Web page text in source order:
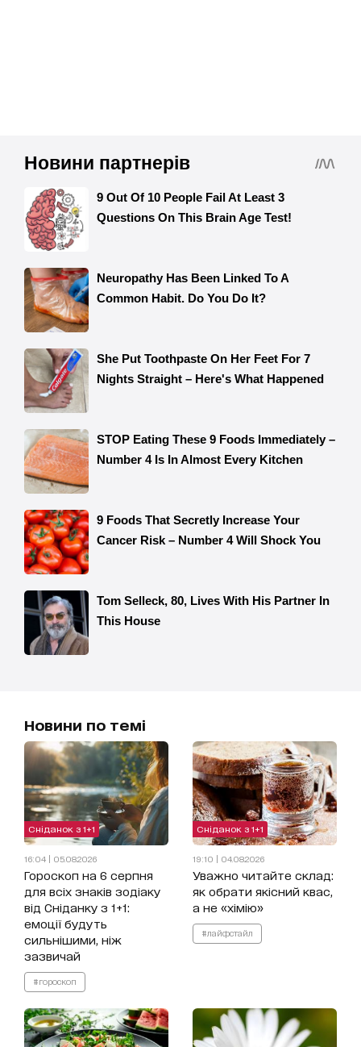
Новини по темі
Сніданок з 1+1
16:04 | 05.08.2026
Гороскоп на 6 серпня
для всіх знаків зодіаку
від Сніданку з 1+1:
емоції будуть
сильнішими, ніж
зазвичай
#гороскоп
Сніданок з 1+1
19:10 | 04.08.2026
Уважно читайте склад:
як обрати якісний квас,
а не «хімію»
#лайфстайл